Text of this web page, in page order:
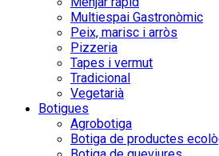
Multiespai Gastronòmic
Peix, marisc i arròs
Pizzeria
Tapes i vermut
Tradicional
Vegetarià
Botigues
Agrobotiga
Botiga de productes